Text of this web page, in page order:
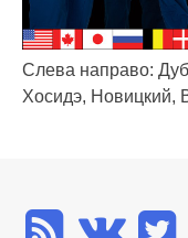
Слева направо:
Хосидэ, Новицкий,